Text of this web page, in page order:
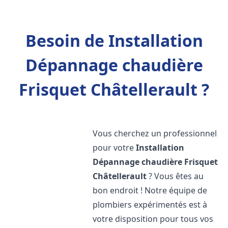
Besoin de Installation
Dépannage chaudière
Frisquet Châtellerault ?
Vous cherchez un professionnel
pour votreInstallation
Dépannage chaudière Frisquet
Châtellerault? Vous êtes au
bon endroit ! Notre équipe de
plombiers expérimentés est à
votre disposition pour tous vos